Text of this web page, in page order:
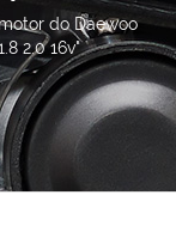
do Daewoo
2.0 16v"